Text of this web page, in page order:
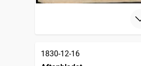
1830-12-16